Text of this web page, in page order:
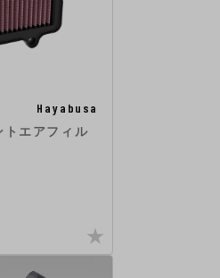
Hayabusa
エアフィル